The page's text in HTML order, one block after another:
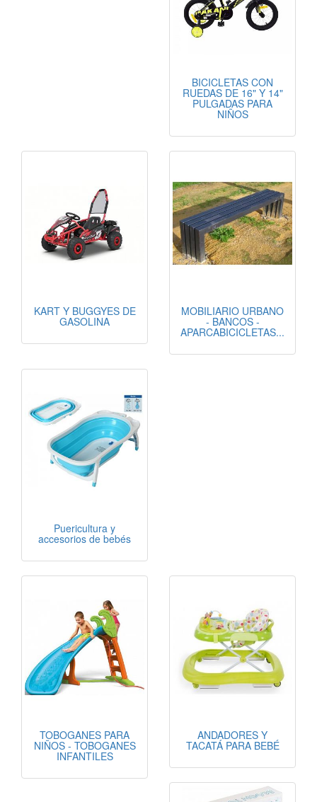
BICICLETAS CON
RUEDAS DE 16" Y 14"
PULGADAS PARA
NIÑOS
KART Y BUGGYES DE
GASOLINA
MOBILIARIO URBANO
- BANCOS -
APARCABICICLETAS...
Puericultura y
accesorios de bebés
TOBOGANES PARA
NIÑOS - TOBOGANES
INFANTILES
ANDADORES Y
TACATÁ PARA BEBÉ